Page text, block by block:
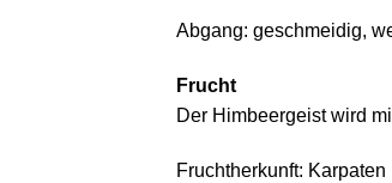
Abgang: geschmeidig,
Frucht
Der Himbeergeist wird
Fruchtherkunft: Karpaten